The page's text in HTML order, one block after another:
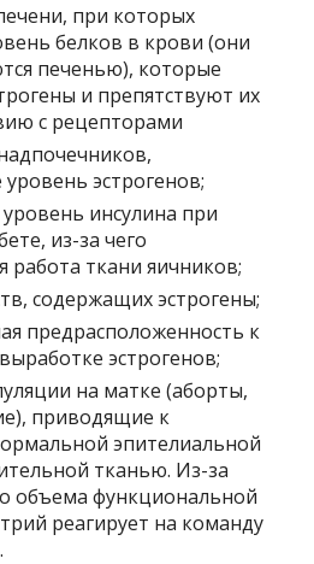
при которых
белков в крови (они
печенью), которые
и препятствуют их
с рецепторами
эстрогенов;
инсулина при
из-за чего
работа ткани яичников;
содержащих эстрогены;
предрасположенность к
эстрогенов;
на матке (аборты,
приводящие к
эпителиальной
тканью. Из-за
объема функциональной
реагирует на команду